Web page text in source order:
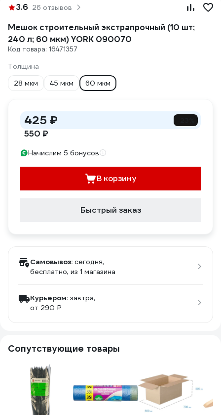
3.6 26 отзывов
Мешок строительный экстрапрочный (10 шт;
240 л; 60 мкм) YORK 090070
Код товара: 16471357
Толщина
28 мкм
45 мкм 60 мкм
425 ₽
550 ₽
Начислим 5 бонусов
В корзину
Быстрый заказ
Самовывоз: сегодня,
бесплатно, из 1 магазина
Курьером: завтра,
от 290 ₽
Сопутствующие товары